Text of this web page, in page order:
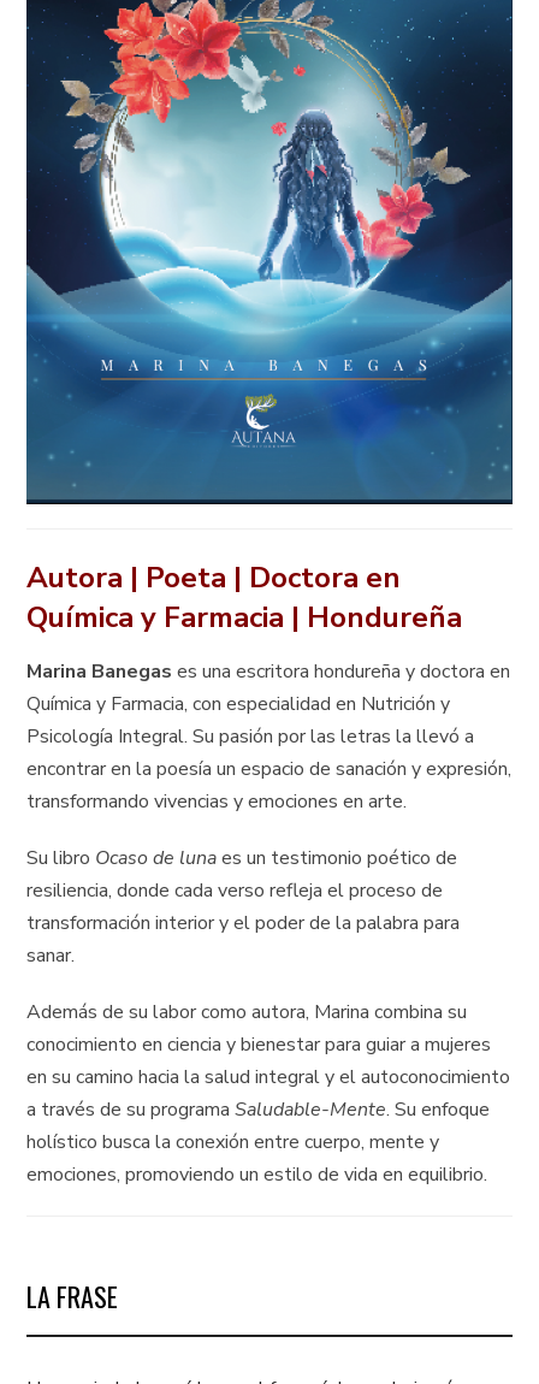
Autora | Poeta | Doctora en
Química y Farmacia | Hondureña
Marina Banegas es una escritora hondureña y doctora en
Química y Farmacia, con especialidad en Nutrición y
Psicología Integral. Su pasión por las letras la llevó a
encontrar en la poesía un espacio de sanación y expresión,
transformando vivencias y emociones en arte.
Su libro Ocaso de lunaes un testimonio poético de
resiliencia, donde cada verso refleja el proceso de
transformación interior y el poder de la palabra para
sanar.
Además de su labor como autora, Marina combina su
conocimiento en ciencia y bienestar para guiar a mujeres
en su camino hacia la salud integral y el autoconocimiento
a través de su programaSaludable-Mente. Su enfoque
holístico busca la conexión entre cuerpo, mente y
emociones, promoviendo un estilo de vida en equilibrio.
LA FRASE